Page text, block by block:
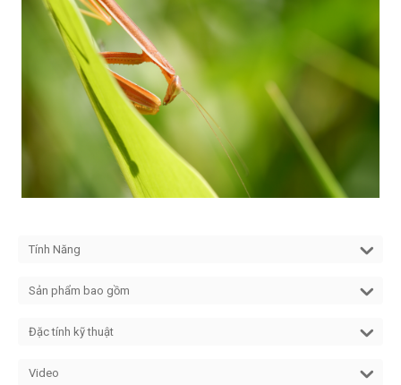
Tính Năng
Sản phẩm bao gồm
Đặc tính kỹ thuật
Video